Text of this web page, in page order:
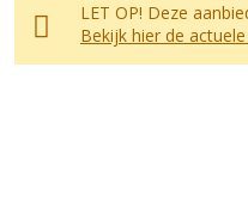
LET OP! Deze
Bekijk hier de